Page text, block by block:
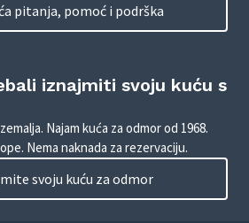
pitanja, pomoć i podrška
iznajmiti svoju kuću s
Najam kuća za odmor od 1968.
Nema naknada za rezervaciju.
svoju kuću za odmor